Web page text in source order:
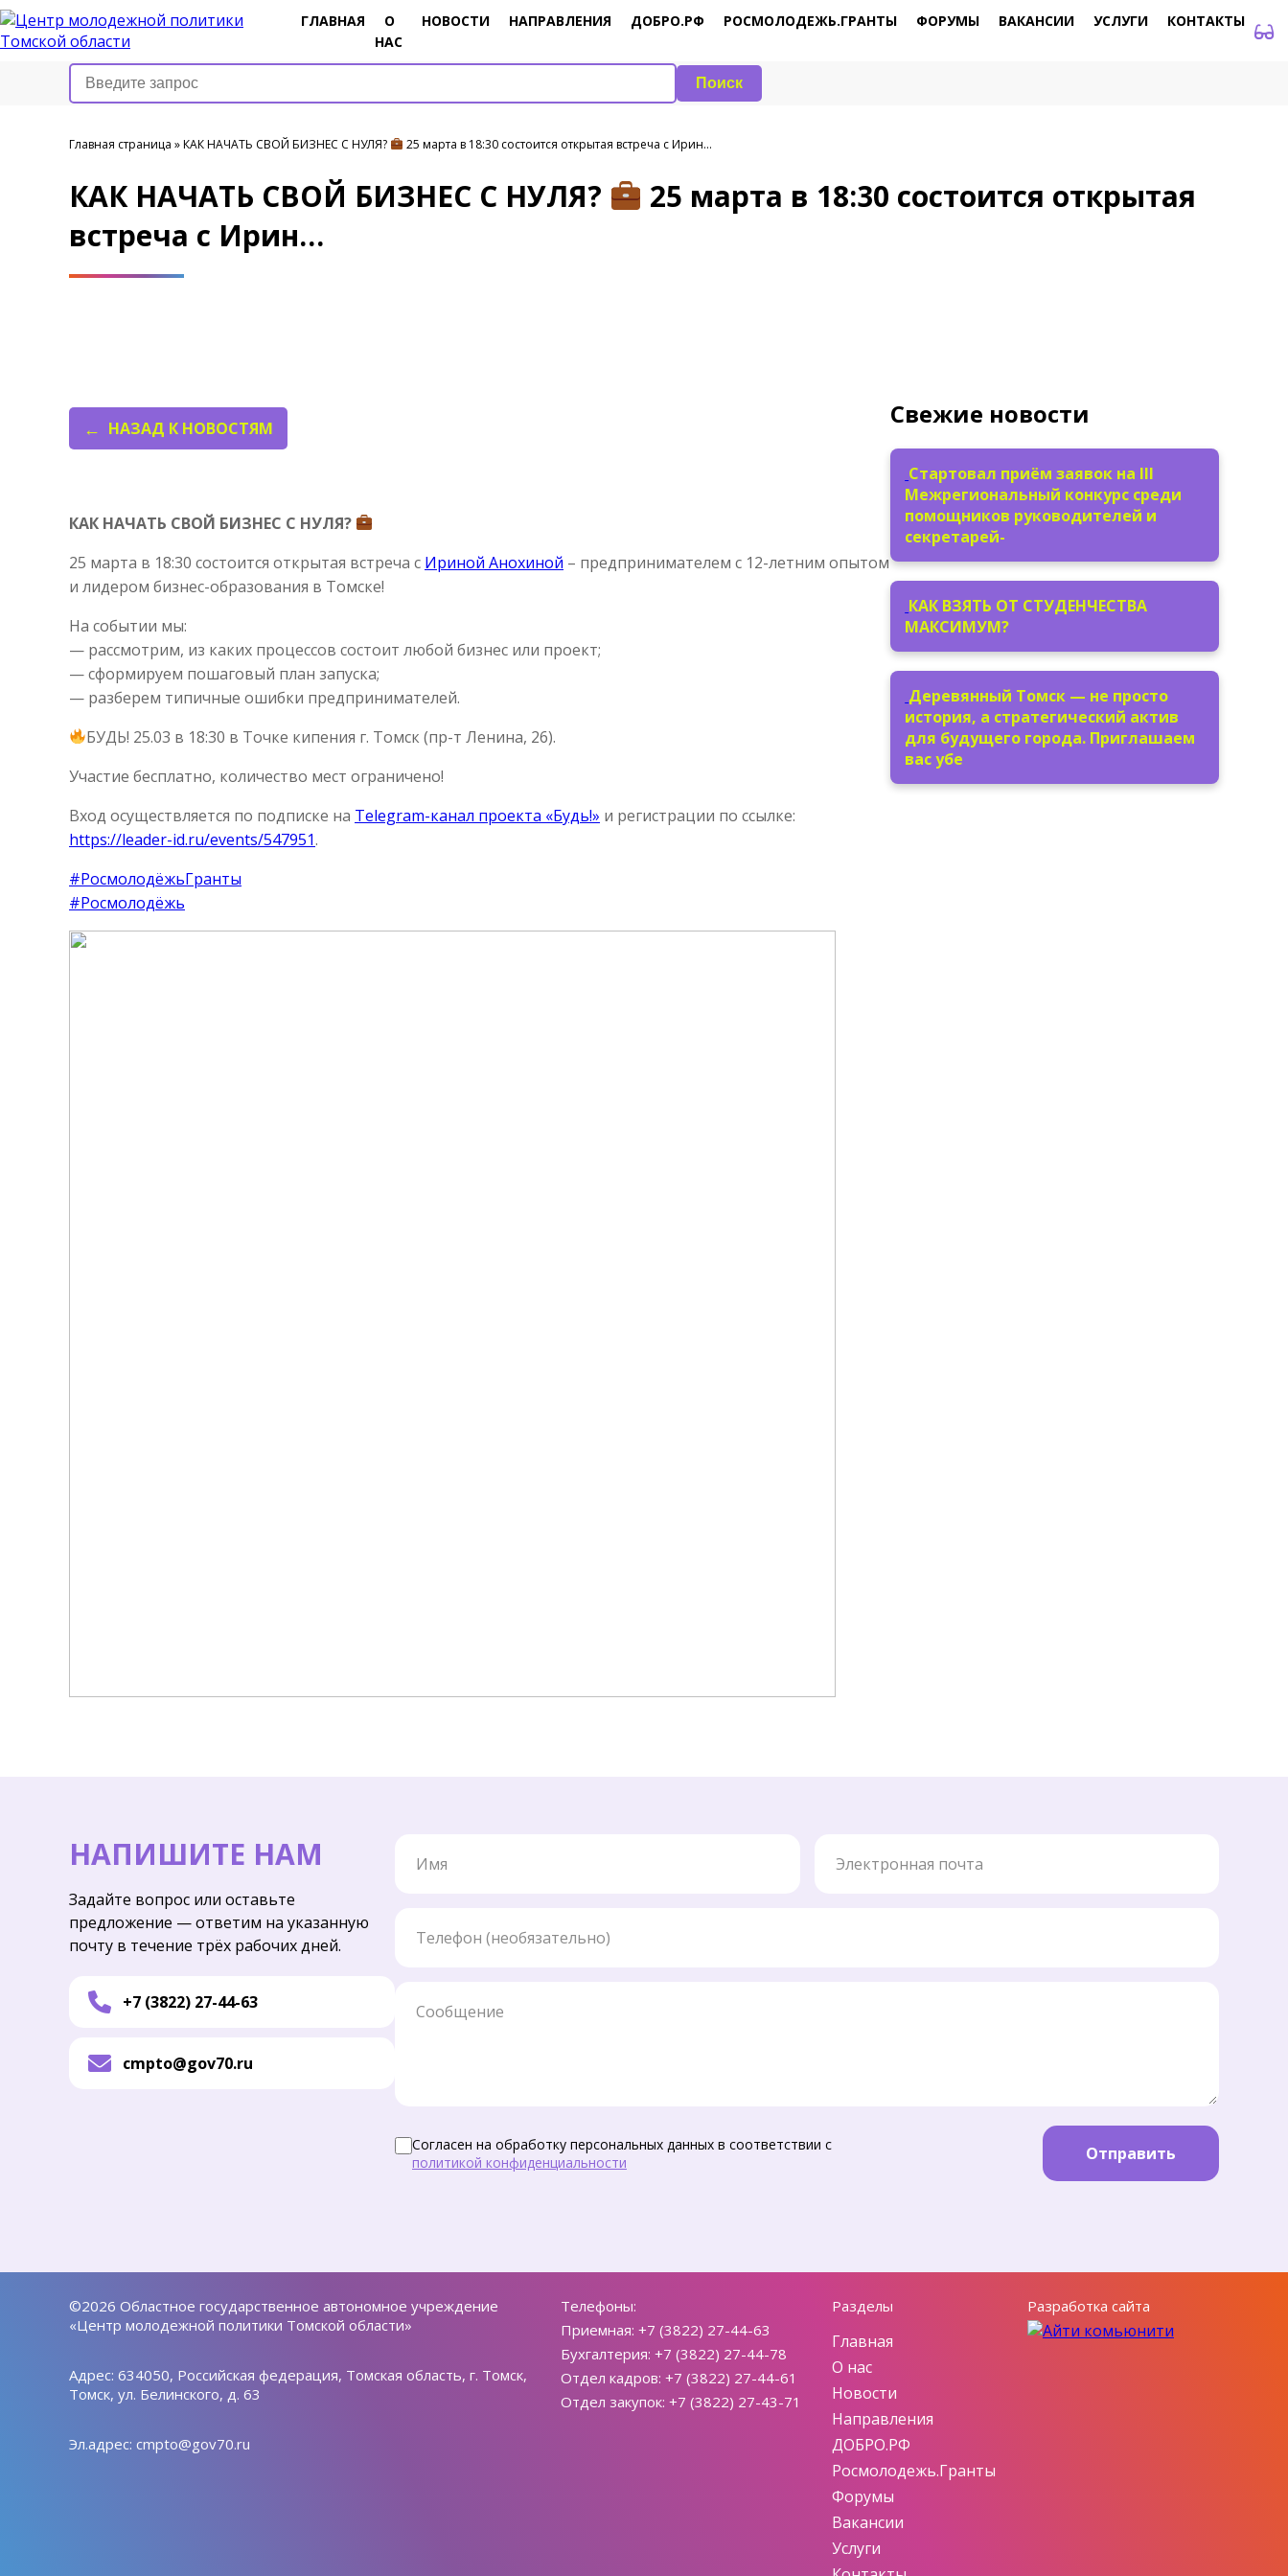
ГЛАВНАЯ
О
НАС
НОВОСТИ НАПРАВЛЕНИЯ ДОБРО.РФ РОСМОЛОДЕЖЬ.ГРАНТЫ ФОРУМЫ ВАКАНСИИ УСЛУГИ КОНТАКТЫ
Поиск
Главная страница »КАК НАЧАТЬ СВОЙ БИЗНЕС С НУЛЯ? 25 марта в 18:30 состоится открытая встреча с Ирин…
КАК НАЧАТЬ СВОЙ БИЗНЕС С НУЛЯ?
25 марта в 18:30 состоится открытая
встреча с Ирин…
НАЗАД К НОВОСТЯМ
КАК НАЧАТЬ СВОЙ БИЗНЕС С НУЛЯ?
25 марта в 18:30 состоится открытая встреча с Ириной Анохиной – предпринимателем с 12-летним опытом
и лидером бизнес-образования в Томске!
На событии мы:
— рассмотрим, из каких процессов состоит любой бизнес или проект;
— сформируем пошаговый план запуска;
— разберем типичные ошибки предпринимателей.
БУДЬ! 25.03 в 18:30 в Точке кипения г. Томск (пр-т Ленина, 26).
Участие бесплатно, количество мест ограничено!
Вход осуществляется по подписке на Telegram-канал проекта «Будь!» и регистрации по ссылке:
https://leader-id.ru/events/547951.
#РосмолодёжьГранты
#Росмолодёжь
Свежие новости
Стартовал приём заявок на III
Межрегиональный конкурс среди
помощников руководителей и
секретарей-
КАК ВЗЯТЬ ОТ СТУДЕНЧЕСТВА
МАКСИМУМ?
Деревянный Томск — не просто
история, а стратегический актив
для будущего города. Приглашаем
вас убе
НАПИШИТЕ НАМ
Задайте вопрос или оставьте
предложение — ответим на указанную
почту в течение трёх рабочих дней.
+7 (3822) 27-44-63
cmpto@gov70.ru
Согласен на обработку персональных данных в соответствии с
политикой конфиденциальности
Отправить
©2026 Областное государственное автономное учреждение
«Центр молодежной политики Томской области»
Адрес: 634050, Российская федерация, Томская область, г. Томск,
Томск, ул. Белинского, д. 63
Эл.адрес: cmpto@gov70.ru
Телефоны:
Приемная: +7 (3822) 27-44-63
Бухгалтерия: +7 (3822) 27-44-78
Отдел кадров: +7 (3822) 27-44-61
Отдел закупок: +7 (3822) 27-43-71
Разделы
Главная
О нас
Новости
Направления
ДОБРО.РФ
Росмолодежь.Гранты
Форумы
Вакансии
Услуги
Разработка сайта